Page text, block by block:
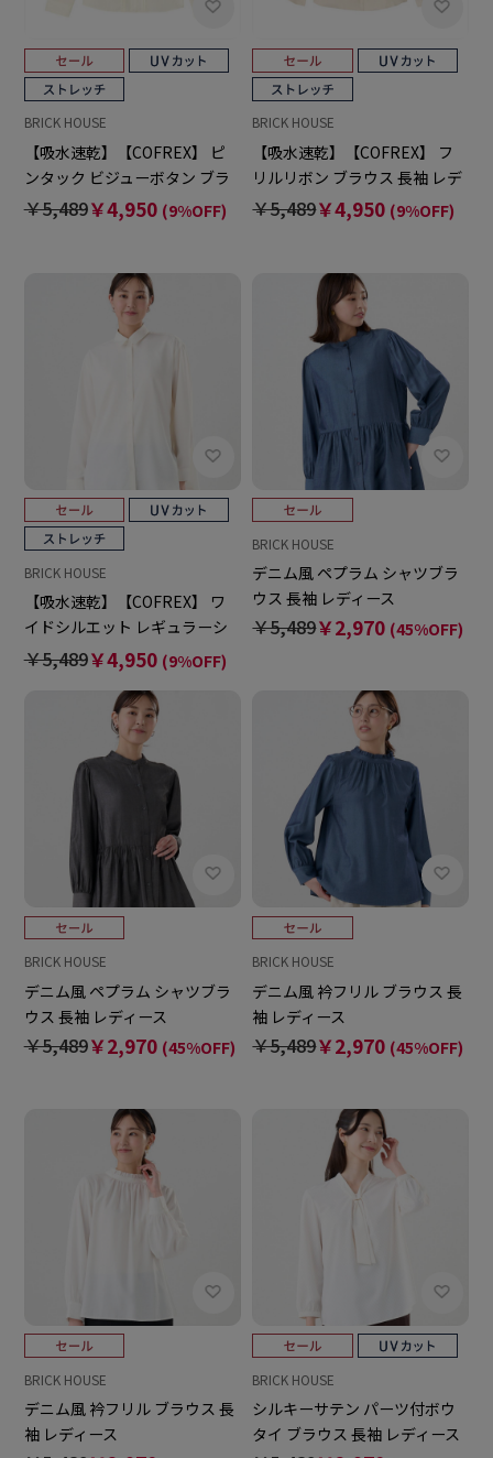
BRICK HOUSE
【吸水速乾】【COFREX】 ピ
ンタック ビジューボタン ブラ
ウス 長袖 レディースデザイン
￥5,489￥4,950 (9%OFF)
BRICK HOUSE
【吸水速乾】【COFREX】 フ
リルリボン ブラウス 長袖 レデ
ィースデザインシャツ
￥5,489￥4,950 (9%OFF)
BRICK HOUSE
【吸水速乾】【COFREX】 ワ
イドシルエット レギュラーシ
ャツ 長袖 レディースデザイン
シャツ
￥5,489￥4,950 (9%OFF)
BRICK HOUSE
デニム風 ペプラム シャツブラ
ウス 長袖 レディース
￥5,489￥2,970 (45%OFF)
BRICK HOUSE
デニム風 ペプラム シャツブラ
ウス 長袖 レディース
￥5,489￥2,970 (45%OFF)
BRICK HOUSE
デニム風 衿フリル ブラウス 長
袖 レディース
￥5,489￥2,970 (45%OFF)
BRICK HOUSE
デニム風 衿フリル ブラウス 長
袖 レディース
BRICK HOUSE
シルキーサテン パーツ付ボウ
タイ ブラウス 長袖 レディース